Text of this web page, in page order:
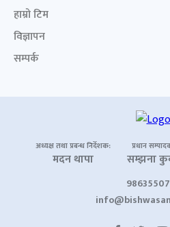
हाम्रो टिम
विज्ञापन
सम्पर्क
अध्यक्ष तथा प्रबन्ध निर्देशक:
मदन थापा
प्रधान
सम्झना